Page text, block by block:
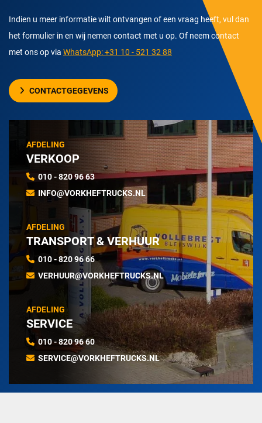
Indien u meer informatie wilt ontvangen of een vraag heeft, vul dan
het formulier in en wij nemen contact met u op. Of neem contact
met ons op via WhatsApp: +31 10 - 521 32 88
CONTACTGEGEVENS
AFDELING
VERKOOP
010 - 820 96 63
INFO@VORKHEFTRUCKS.NL
AFDELING
TRANSPORT & VERHUUR
010 - 820 96 66
VERHUUR@VORKHEFTRUCKS.NL
AFDELING
SERVICE
010 - 820 96 60
SERVICE@VORKHEFTRUCKS.NL